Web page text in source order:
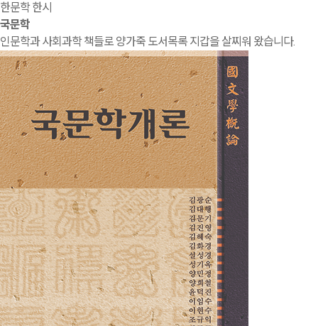
한문학 한시
국문학
인문학과 사회과학 책들로 양가죽 도서목록 지갑을 살찌워 왔습니다.